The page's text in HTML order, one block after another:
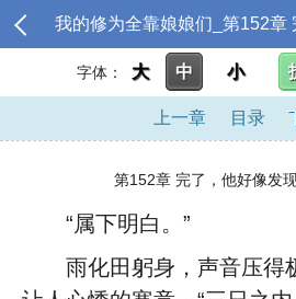
字体： 大 中 小
上一章 目录
第152章 完了，他好像发
“属下明白。”
雨化田躬身，声音压得